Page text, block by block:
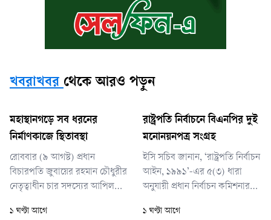
খবরাখবর থেকে আরও পড়ুন
মহাস্থানগড়ে সব ধরনের
নির্মাণকাজে স্থিতাবস্থা
রোববার (৯ আগস্ট) প্রধান
বিচারপতি জুবায়ের রহমান চৌধুরীর
নেতৃত্বাধীন চার সদস্যের আপিল
বেঞ্চের অন্য সদস্যরা হলেন
১ ঘণ্টা আগে
রাষ্ট্রপতি নির্বাচনে বিএনপির দুই
মনোনয়নপত্র সংগ্রহ
ইসি সচিব জানান, ‘রাষ্ট্রপতি নির্বাচন
আইন, ১৯৯১’-এর ৫(৩) ধারা
অনুযায়ী প্রধান নির্বাচন কমিশনার
সাপেক্ষে এই সময়সূচি চূড়ান্ত
১ ঘণ্টা আগে